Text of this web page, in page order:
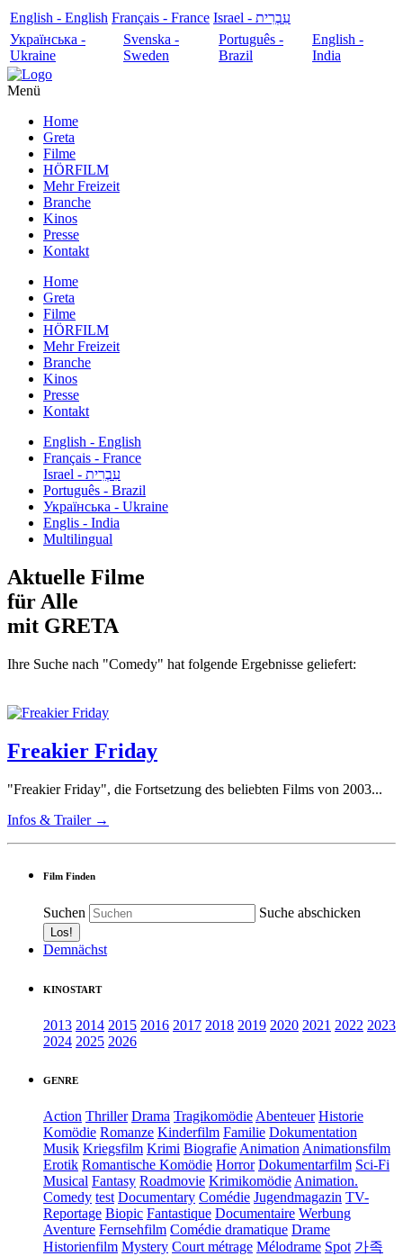
English - English Français - France
עִבְרִית - Israel
Українська -
Ukraine
Svenska -
Sweden
Português -
Brazil
English -
India
Menü
Home
Greta
Filme
HÖRFILM
Mehr Freizeit
Branche
Kinos
Presse
Kontakt
Home
Greta
Filme
HÖRFILM
Mehr Freizeit
Branche
Kinos
Presse
Kontakt
English - English
Français - France
עִבְרִית - Israel
Português - Brazil
Українська - Ukraine
Englis - India
Multilingual
Aktuelle Filme
für Alle
mit GRETA
Ihre Suche nach "Comedy" hat folgende Ergebnisse geliefert:
Freakier Friday
"Freakier Friday", die Fortsetzung des beliebten Films von 2003...
Infos & Trailer →
Film Finden
Suchen Suche abschicken
Demnächst
KINOSTART
2013 2014 2015 2016 2017 2018 2019 2020 2021 2022 2023
2024 2025 2026
GENRE
Action Thriller Drama TragikomödieAbenteuer Historie
Komödie Romanze Kinderfilm Familie Dokumentation
Musik Kriegsfilm Krimi BiografieAnimationAnimationsfilm
Erotik Romantische Komödie Horror Dokumentarfilm Sci-Fi
Musical Fantasy Roadmovie KrimikomödieAnimation.
Comedy test Documentary Comédie Jugendmagazin TV-
Reportage Biopic Fantastique Documentaire Werbung
Aventure Fernsehfilm Comédie dramatique Drame
Historienfilm Mystery Court métrage Mélodrame Spot 가족